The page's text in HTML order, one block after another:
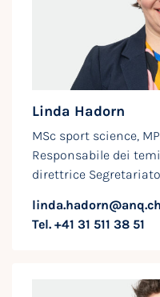
Linda Hadorn
MSc sport science,
Responsabile dei
direttrice
linda.hadorn@anq.ch
Tel. +41 31 511 38 51